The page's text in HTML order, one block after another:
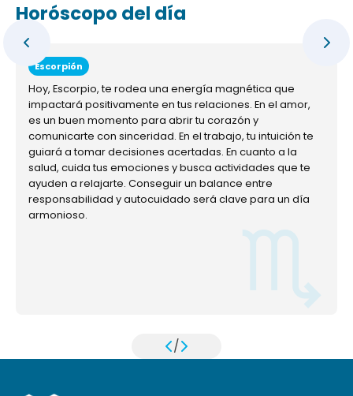
Horóscopo del día
Escorpión
Hoy, Escorpio, te rodea una energía magnética que
impactará positivamente en tus relaciones. En el amor,
es un buen momento para abrir tu corazón y
comunicarte con sinceridad. En el trabajo, tu intuición te
guiará a tomar decisiones acertadas. En cuanto a la
salud, cuida tus emociones y busca actividades que te
ayuden a relajarte. Conseguir un balance entre
responsabilidad y autocuidado será clave para un día
armonioso.
/